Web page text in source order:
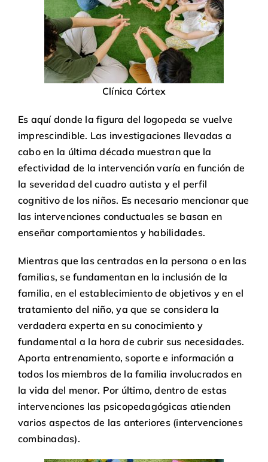
Clínica Córtex
Es aquí donde la figura del logopeda se vuelve
imprescindible. Las investigaciones llevadas a
cabo en la última década muestran que la
efectividad de la intervención varía en función de
la severidad del cuadro autista y el perfil
cognitivo de los niños. Es necesario mencionar que
las intervenciones conductuales se basan en
enseñar comportamientos y habilidades.
Mientras que las centradas en la persona o en las
familias, se fundamentan en la inclusión de la
familia, en el establecimiento de objetivos y en el
tratamiento del niño, ya que se considera la
verdadera experta en su conocimiento y
fundamental a la hora de cubrir sus necesidades.
Aporta entrenamiento, soporte e información a
todos los miembros de la familia involucrados en
la vida del menor. Por último, dentro de estas
intervenciones las psicopedagógicas atienden
varios aspectos de las anteriores (intervenciones
combinadas).